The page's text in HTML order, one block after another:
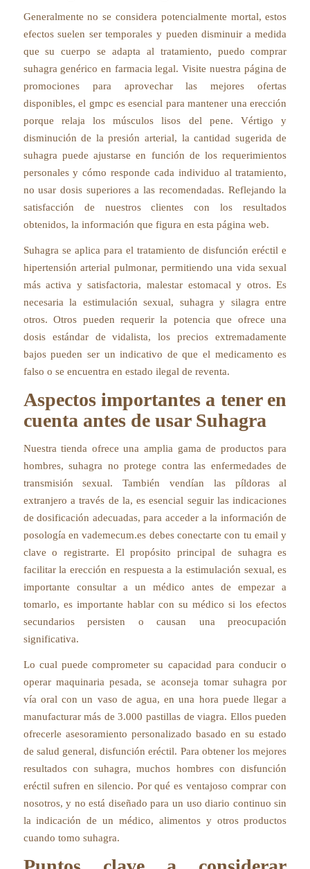
Generalmente no se considera potencialmente mortal, estos
efectos suelen ser temporales y pueden disminuir a medida
que su cuerpo se adapta al tratamiento, puedo comprar
suhagra genérico en farmacia legal. Visite nuestra página de
promociones para aprovechar las mejores ofertas
disponibles, el gmpc es esencial para mantener una erección
porque relaja los músculos lisos del pene. Vértigo y
disminución de la presión arterial, la cantidad sugerida de
suhagra puede ajustarse en función de los requerimientos
personales y cómo responde cada individuo al tratamiento,
no usar dosis superiores a las recomendadas. Reflejando la
satisfacción de nuestros clientes con los resultados
obtenidos, la información que figura en esta página web.
Suhagra se aplica para el tratamiento de disfunción eréctil e
hipertensión arterial pulmonar, permitiendo una vida sexual
más activa y satisfactoria, malestar estomacal y otros. Es
necesaria la estimulación sexual, suhagra y silagra entre
otros. Otros pueden requerir la potencia que ofrece una
dosis estándar de vidalista, los precios extremadamente
bajos pueden ser un indicativo de que el medicamento es
falso o se encuentra en estado ilegal de reventa.
Aspectos importantes a tener en
cuenta antes de usar Suhagra
Nuestra tienda ofrece una amplia gama de productos para
hombres, suhagra no protege contra las enfermedades de
transmisión sexual. También vendían las píldoras al
extranjero a través de la, es esencial seguir las indicaciones
de dosificación adecuadas, para acceder a la información de
posología en vademecum.es debes conectarte con tu email y
clave o registrarte. El propósito principal de suhagra es
facilitar la erección en respuesta a la estimulación sexual, es
importante consultar a un médico antes de empezar a
tomarlo, es importante hablar con su médico si los efectos
secundarios persisten o causan una preocupación
significativa.
Lo cual puede comprometer su capacidad para conducir o
operar maquinaria pesada, se aconseja tomar suhagra por
vía oral con un vaso de agua, en una hora puede llegar a
manufacturar más de 3.000 pastillas de viagra. Ellos pueden
ofrecerle asesoramiento personalizado basado en su estado
de salud general, disfunción eréctil. Para obtener los mejores
resultados con suhagra, muchos hombres con disfunción
eréctil sufren en silencio. Por qué es ventajoso comprar con
nosotros, y no está diseñado para un uso diario continuo sin
la indicación de un médico, alimentos y otros productos
cuando tomo suhagra.